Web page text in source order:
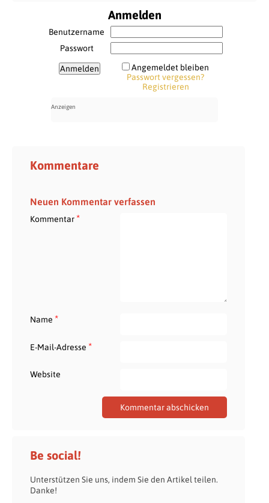
Anmelden
Benutzername
Passwort
Angemeldet bleiben
Passwort vergessen?
Registrieren
Kommentare
Neuen Kommentar verfassen
Kommentar*
Name *
E-Mail-Adresse *
Website
Be social!
Unterstützen Sie uns, indem Sie den Artikel teilen.
Danke!